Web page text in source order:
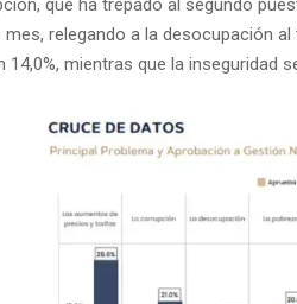
que ha trepado al segundo
relegando a la desocupación
14,0%, mientras que la inseguridad